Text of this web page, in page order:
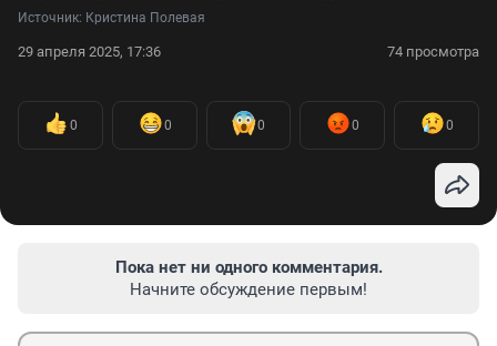
Источник: Кристина Полевая
29 апреля 2025, 17:36 74 просмотра
0 0 0 0 0
Пока нет ни одного комментария.
Начните обсуждение первым!